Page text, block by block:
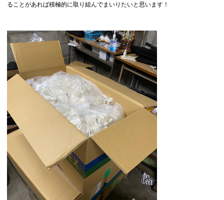
ることがあれば積極的に取り組んでまいりたいと思います！